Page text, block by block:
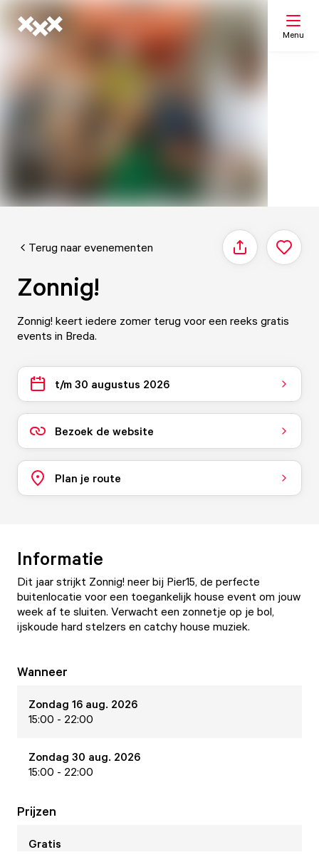
Menu
Terug naar evenementen Delen
Zonnig!
Zonnig! keert iedere zomer terug voor een reeks gratis
events in Breda.
t/m 30 augustus 2026
Bezoek de website
Plan je route
Informatie
Dit jaar strijkt Zonnig! neer bij Pier15, de perfecte
buitenlocatie voor een toegankelijk house event om jouw
week af te sluiten. Verwacht een zonnetje op je bol,
ijskoude hard stelzers en catchy house muziek.
Wanneer
Zondag 16 aug. 2026
15:00 - 22:00
Zondag 30 aug. 2026
15:00 - 22:00
Prijzen
Gratis